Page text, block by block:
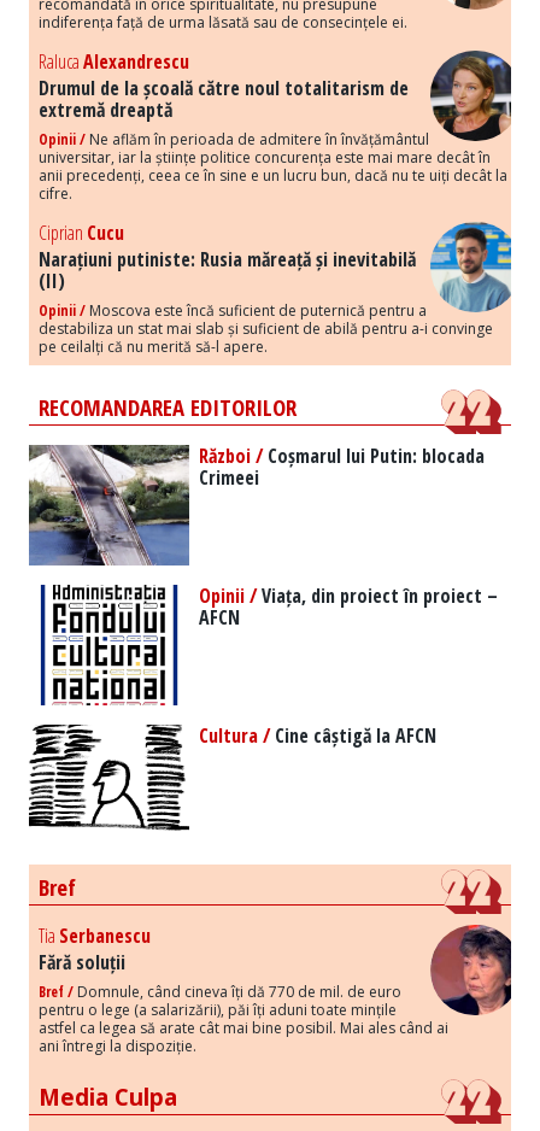
recomandată în orice spiritualitate, nu presupune
indiferența față de urma lăsată sau de consecințele ei.
RalucaAlexandrescu
Drumul de la școală către noul totalitarism de
extremă dreaptă
Opinii / Ne aflăm în perioada de admitere în învățământul
universitar, iar la științe politice concurența este mai mare decât în
anii precedenți, ceea ce în sine e un lucru bun, dacă nu te uiți decât la
cifre.
Ciprian Cucu
Narațiuni putiniste: Rusia măreață și inevitabilă
(II)
Opinii / Moscova este încă suficient de puternică pentru a
destabiliza un stat mai slab și suficient de abilă pentru a-i convinge
pe ceilalți că nu merită să-l apere.
RECOMANDAREA EDITORILOR
Război /Coșmarul lui Putin: blocada
Crimeei
Opinii /Viața, din proiect în proiect –
AFCN
Cultura /Cine câștigă la AFCN
Bref
Tia Serbanescu
Fără soluții
Bref / Domnule, când cineva îți dă 770 de mil. de euro
pentru o lege (a salarizării), păi îți aduni toate mințile
astfel ca legea să arate cât mai bine posibil. Mai ales când ai
ani întregi la dispoziție.
Media Culpa